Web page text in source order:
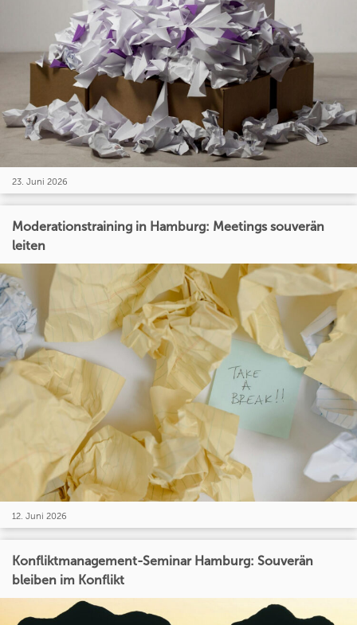
23. Juni 2026
Moderationstraining in Hamburg: Meetings souverän
leiten
12. Juni 2026
Konfliktmanagement-Seminar Hamburg: Souverän
bleiben im Konflikt